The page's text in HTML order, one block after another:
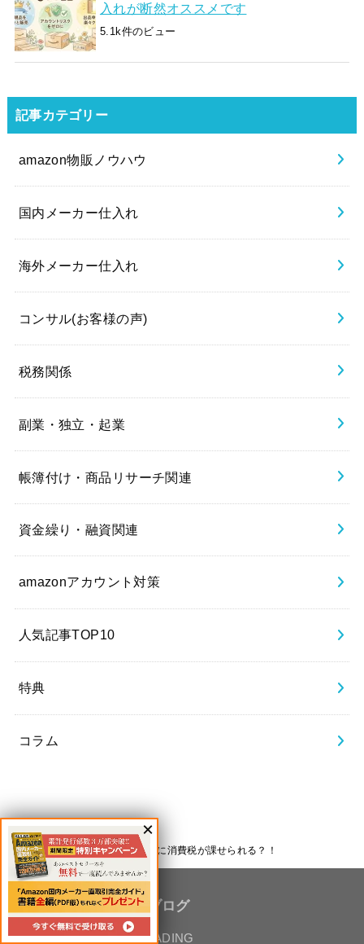
入れが断然オススメです
5.1k件のビュー
記事カテゴリー
amazon物販ノウハウ
国内メーカー仕入れ
海外メーカー仕入れ
コンサル(お客様の声)
税務関係
副業・独立・起業
帳簿付け・商品リサーチ関連
資金繰り・融資関連
amazonアカウント対策
人気記事TOP10
特典
コラム
HOME amazon物販ノウハウ
【Amazon物販】販売手数料などに消費税が課せられる？！
EC STARs Lab. 公式ブログ
運営：株式会社CLIFFTRADING